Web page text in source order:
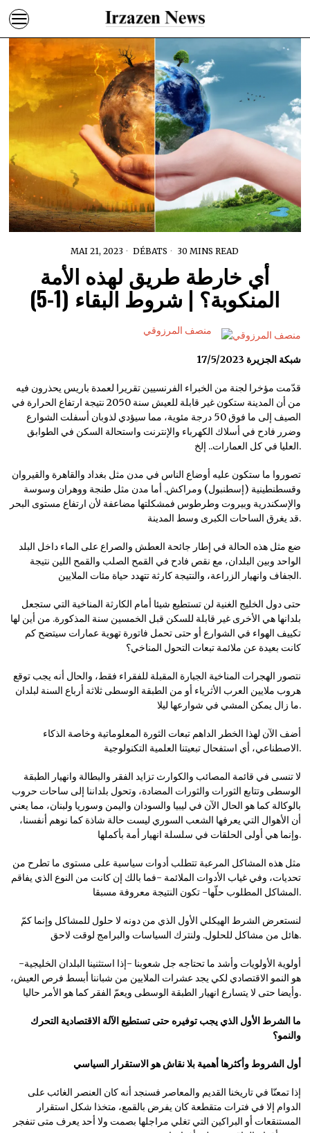
MAI 21, 2023 DÉBATS 30 MINS READ
أي خارطة طريق لهذه الأمة
المنكوبة؟ | شروط البقاء (1-5)
منصف المرزوقي
17/5/2023 شبكة الجزيرة
قدّمت مؤخرا لجنة من الخبراء الفرنسيين تقريرا لعمدة باريس يحذرون فيه
من أن المدينة ستكون غير قابلة للعيش سنة 2050 نتيجة ارتفاع الحرارة في
الصيف إلى ما فوق 50 درجة مئوية، مما سيؤدي لذوبان أسفلت الشوارع
وضرر فادح في أسلاك الكهرباء والإنترنت واستحالة السكن في الطوابق
العليا في كل العمارات.. إلخ.
تصوروا ما ستكون عليه أوضاع الناس في مدن مثل بغداد والقاهرة والقيروان
وقسطنطينية (إسطنبول) ومراكش. أما مدن مثل طنجة ووهران وسوسة
والإسكندرية وبيروت وطرطوس فمشكلتها مضاعفة لأن ارتفاع مستوى البحر
قد يغرق الساحات الكبرى وسط المدينة.
ضع مثل هذه الحالة في إطار جائحة العطش والصراع على الماء داخل البلد
الواحد وبين البلدان، مع نقص فادح في القمح الصلب والقمح اللين نتيجة
الجفاف وانهيار الزراعة، والنتيجة كارثة تتهدد حياة مئات الملايين.
حتى دول الخليج الغنية لن تستطيع شيئا أمام الكارثة المناخية التي ستجعل
بلدانها هي الأخرى غير قابلة للسكن قبل الخمسين سنة المذكورة. من أين لها
تكييف الهواء في الشوارع أو حتى تحمل فاتورة تهوية عمارات سيتضح كم
كانت بعيدة عن ملائمة تبعات التحول المناخي؟
نتصور الهجرات المناخية الجبارة المقبلة للفقراء فقط، والحال أنه يجب توقع
هروب ملايين العرب الأثرياء أو من الطبقة الوسطى ثلاثة أرباع السنة لبلدان
ما زال يمكن المشي في شوارعها ليلا.
أضف الآن لهذا الخطر الداهم تبعات الثورة المعلوماتية وخاصة الذكاء
الاصطناعي، أي استفحال تبعيتنا العلمية التكنولوجية.
لا تنسى في قائمة المصائب والكوارث تزايد الفقر والبطالة وانهيار الطبقة
الوسطى وتتابع الثورات والثورات المضادة، وتحول بلداننا إلى ساحات حروب
بالوكالة كما هو الحال الآن في ليبيا والسودان واليمن وسوريا ولبنان، مما يعني
أن الأهوال التي يعرفها الشعب السوري ليست حالة شاذة كما نوهم أنفسنا،
وإنما هي أولى الحلقات في سلسلة انهيار أمة بأكملها.
مثل هذه المشاكل المرعبة تتطلب أدوات سياسية على مستوى ما تطرح من
تحديات، وفي غياب الأدوات الملائمة -فما بالك إن كانت من النوع الذي يفاقم
المشاكل المطلوب حلّها- تكون النتيجة معروفة مسبقا.
لنستعرض الشرط الهيكلي الأول الذي من دونه لا حلول للمشاكل وإنما كمّ
هائل من مشاكل للحلول. ولنترك السياسات والبرامج لوقت لاحق.
أولوية الأولويات وأشد ما تحتاجه جل شعوبنا -إذا استثنينا البلدان الخليجية-
هو النمو الاقتصادي لكي يجد عشرات الملايين من شباننا أبسط فرص العيش،
وأيضا حتى لا يتسارع انهيار الطبقة الوسطى ويعمّ الفقر كما هو الأمر حاليا.
ما الشرط الأول الذي يجب توفيره حتى تستطيع الآلة الاقتصادية التحرك
والنمو؟
أول الشروط وأكثرها أهمية بلا نقاش هو الاستقرار السياسي
إذا تمعنّا في تاريخنا القديم والمعاصر فسنجد أنه كان العنصر الغائب على
الدوام إلا في فترات متقطعة كان يفرض بالقمع، متخذا شكل استقرار
المستنقعات أو البراكين التي تغلي مراجلها بصمت ولا أحد يعرف متى تنفجر